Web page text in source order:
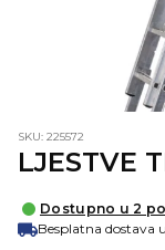
SKU: 225572
LJESTVE
Dostupno u 2
Besplatna dostava